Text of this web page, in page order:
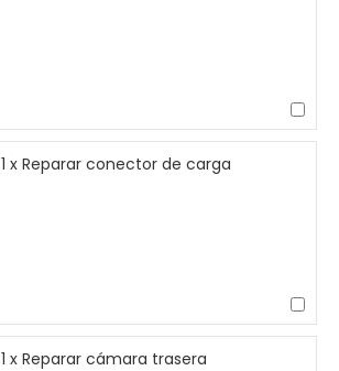
1 x Reparar conector de carga
1 x Reparar cámara trasera